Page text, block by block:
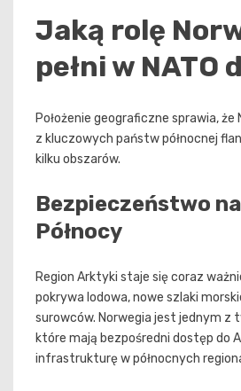
Jaką rolę
pełni w NATO
Położenie geograficzne sprawia,
z kluczowych państw północnej
kilku obszarów.
Bezpieczeństwo
Północy
Region Arktyki staje się coraz
pokrywa lodowa, nowe szlaki
surowców. Norwegia jest jednym z
które mają bezpośredni dostęp do
infrastrukturę w północnych